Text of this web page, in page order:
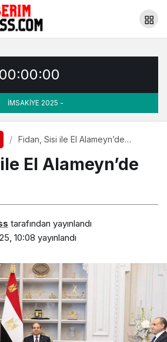
00:00:00
İMSAKİYE 2025 -
Fidan, Sisi ile El Alameyn’de
El Alameyn’de
tarafından yayınlandı
10:08 yayınlandı
El Alameyn’de Görüştü